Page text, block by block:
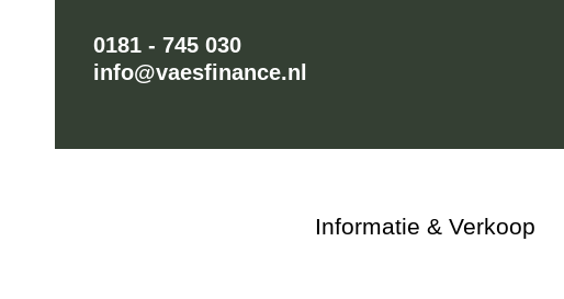
0181 - 745 030
info@vaesfinance.nl
Informatie & Verkoop